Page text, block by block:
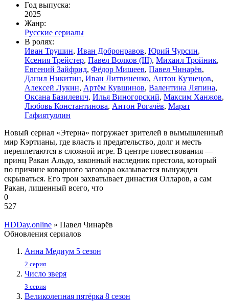
Год выпуска:
2025
Жанр:
Русские сериалы
В ролях:
Иван Трушин, Иван Добронравов, Юрий Чурсин,
Ксения Трейстер, Павел Волков (III), Михаил Тройник,
Евгений Зайфрид, Фёдор Мишеев, Павел Чинарёв,
Данил Никитин, Иван Литвиненко, Антон Кузнецов,
Алексей Лукин, Артём Кувшинов, Валентина Ляпина,
Оксана Базилевич, Илья Виногорский, Максим Ханжов,
Любовь Константинова, Антон Рогачёв, Марат
Гафиятуллин
Новый сериал «Этерна» погружает зрителей в вымышленный
мир Кэртианы, где власть и предательство, долг и месть
переплетаются в сложной игре. В центре повествования —
принц Ракан Альдо, законный наследник престола, который
по причине коварного заговора оказывается вынужден
скрываться. Его трон захватывает династия Олларов, а сам
Ракан, лишенный всего, что
0
527
HDDay.online » Павел Чинарёв
Обновления сериалов
Анна Медиум 5 сезон
2 серия
Число зверя
3 серия
Великолепная пятёрка 8 сезон